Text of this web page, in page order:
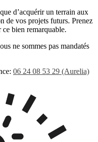
d’acquérir un terrain aux
de vos projets futurs. Prenez
bien remarquable.
ne sommes pas mandatés
06 24 08 53 29 (Aurelia)